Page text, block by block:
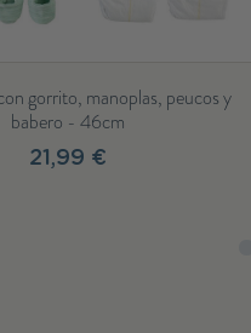
pelele rosa, peúcos y manta -
38cm
46,99 €